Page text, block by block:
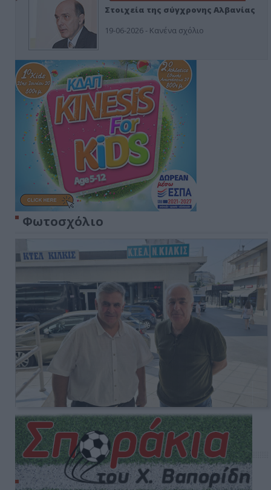
Στοιχεία της σύγχρονης Αλβανίας
19-06-2026 - Κανένα σχόλιο
Φωτοσχόλιο